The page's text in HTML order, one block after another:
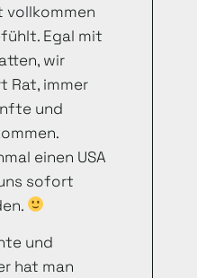
vollkommen
Egal mit
wir
Rat, immer
und
einen USA
sofort
und
hat man